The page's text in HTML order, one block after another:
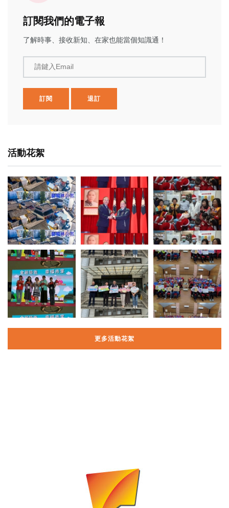
訂閱我們的電子報
了解時事、接收新知、在家也能當個知識通！
請鍵入Email
訂閱 退訂
活動花絮
更多活動花絮